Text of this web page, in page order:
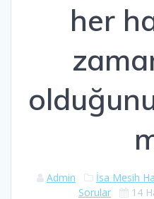
her
Admin İsa Mesih
Sorular
14